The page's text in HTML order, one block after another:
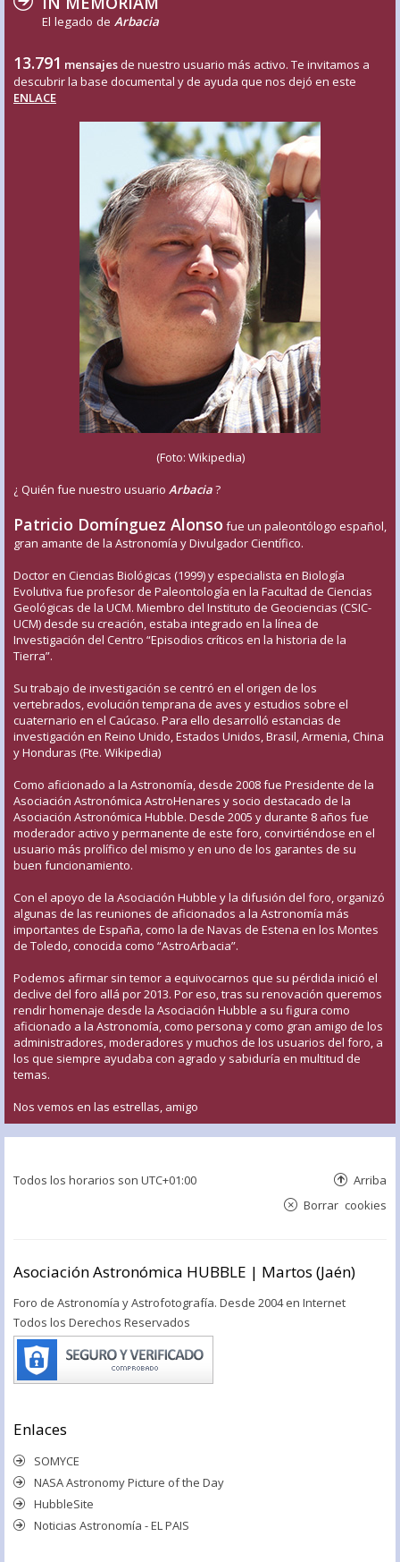
El legado de Arbacia
13.791 mensajes de nuestro usuario más activo. Te invitamos a
descubrir la base documental y de ayuda que nos dejó en este
ENLACE
(Foto: Wikipedia)
¿ Quién fue nuestro usuario Arbacia?
Patricio Domínguez Alonso fue un paleontólogo español,
gran amante de la Astronomía y Divulgador Científico.
Doctor en Ciencias Biológicas (1999) y especialista en Biología
Evolutiva fue profesor de Paleontología en la Facultad de Ciencias
Geológicas de la UCM. Miembro del Instituto de Geociencias (CSIC-
UCM) desde su creación, estaba integrado en la línea de
Investigación del Centro “Episodios críticos en la historia de la
Tierra”.
Su trabajo de investigación se centró en el origen de los
vertebrados, evolución temprana de aves y estudios sobre el
cuaternario en el Caúcaso. Para ello desarrolló estancias de
investigación en Reino Unido, Estados Unidos, Brasil, Armenia, China
y Honduras (Fte. Wikipedia)
Como aficionado a la Astronomía, desde 2008 fue Presidente de la
Asociación Astronómica AstroHenares y socio destacado de la
Asociación Astronómica Hubble. Desde 2005 y durante 8 años fue
moderador activo y permanente de este foro, convirtiéndose en el
usuario más prolífico del mismo y en uno de los garantes de su
buen funcionamiento.
Con el apoyo de la Asociación Hubble y la difusión del foro, organizó
algunas de las reuniones de aficionados a la Astronomía más
importantes de España, como la de Navas de Estena en los Montes
de Toledo, conocida como “AstroArbacia”.
Podemos afirmar sin temor a equivocarnos que su pérdida inició el
declive del foro allá por 2013. Por eso, tras su renovación queremos
rendir homenaje desde la Asociación Hubble a su figura como
aficionado a la Astronomía, como persona y como gran amigo de los
administradores, moderadores y muchos de los usuarios del foro, a
los que siempre ayudaba con agrado y sabiduría en multitud de
temas.
Nos vemos en las estrellas, amigo
Todos los horarios son UTC+01:00 Arriba
Borrar cookies
Asociación Astronómica HUBBLE | Martos (Jaén)
Foro de Astronomía y Astrofotografía. Desde 2004 en Internet
Todos los Derechos Reservados
Enlaces
SOMYCE
NASA Astronomy Picture of the Day
HubbleSite
Noticias Astronomía - EL PAIS